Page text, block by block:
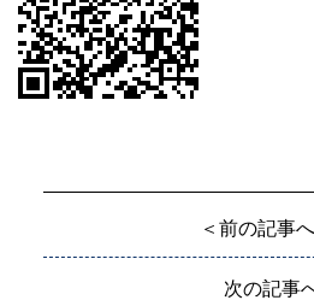
＜前の記事へ
次の記事